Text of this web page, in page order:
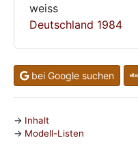
weiss
Deutschland 1984
bei Google suchen
Inhalt
Modell-Listen